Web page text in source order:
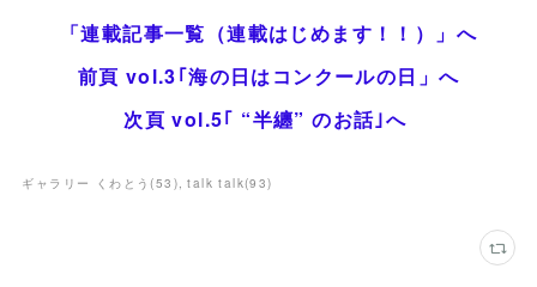
「連載記事一覧（連載はじめます！！）」へ
前頁 vol.3｢海の日はコンクールの日」へ
次頁 vol.5｢ “半纏” のお話｣へ
ギャラリー くわとう(53 ) talk talk(93)